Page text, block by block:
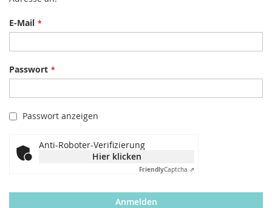
E-Mail
Passwort
Passwort anzeigen
Anti-Roboter-Verifizierung
Hier klicken
FriendlyCaptcha ⇗
Anmelden